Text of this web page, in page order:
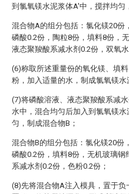
到氯氧镁水泥浆体A′中，搅拌均匀
混合物A的组分包括：氯化镁20份
磷酸0.2份，陶粒8份，填料8份，
液态聚羧酸系减水剂0.2份，双氧水
(6)称取所述重量份的氧化镁、填
粉，加入适量的水，制成氯氧镁水
(7)将磷酸溶液、液态聚羧酸系减
水中，混合均匀后加入到氯氧镁水
匀，制成混合物B；
混合物B的组分包括：氯化镁20份
磷酸0.2份，填料8份，无机玻璃钢
系减水剂0.2份，色粉0.2份；
(8)先将混合物A注入模具，置于